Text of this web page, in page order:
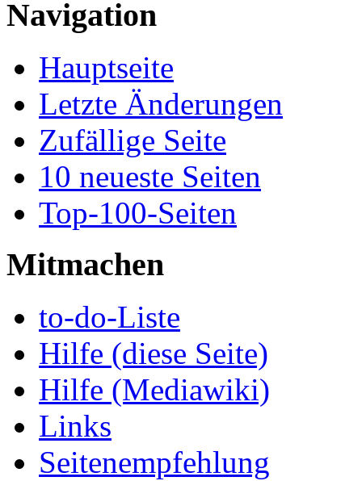
Navigation
Hauptseite
Letzte Änderungen
Zufällige Seite
10 neueste Seiten
Top-100-Seiten
Mitmachen
to-do-Liste
Hilfe (diese Seite)
Hilfe (Mediawiki)
Links
Seitenempfehlung